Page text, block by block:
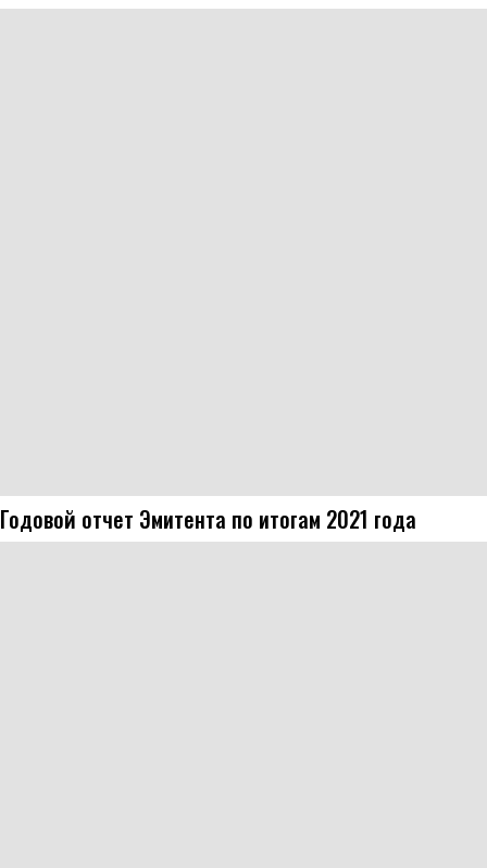
Годовой отчет Эмитента по итогам 2021 года